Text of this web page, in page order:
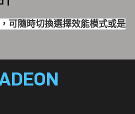
可隨時切換選擇效能模式或是